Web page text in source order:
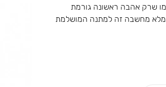
שרק אהבה ראשונה גורמת
ומלא מחשבה זה למתנה המושלמת